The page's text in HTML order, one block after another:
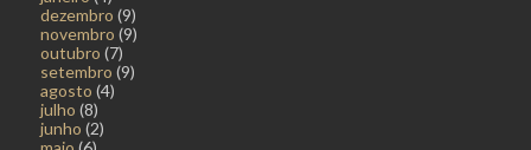
dezembro (9)
novembro (9)
outubro (7)
setembro (9)
agosto (4)
julho (8)
junho (2)